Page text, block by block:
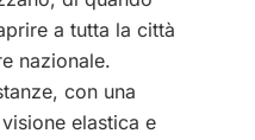
a tutta la città
nazionale.
con una
elastica e